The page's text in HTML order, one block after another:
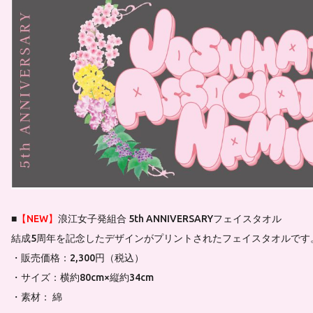
■ 【NEW】 浪江女子発組合 5th ANNIVERSARYフェイスタオル
結成5周年を記念したデザインがプリントされたフェイスタオルです
・販売価格：2,300円（税込）
・サイズ：横約80cm×縦約34cm
・素材： 綿